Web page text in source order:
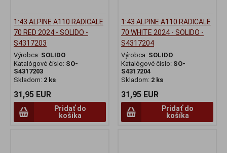
1:43 ALPINE A110 RADICALE
70 RED 2024 - SOLIDO -
S4317203
Výrobca: SOLIDO
Katalógové číslo: SO-
S4317203
Skladom: 2 ks
31,95 EUR
Pridať do
košíka
1:43 ALPINE A110 RADICALE
70 WHITE 2024 - SOLIDO -
S4317204
Výrobca: SOLIDO
Katalógové číslo: SO-
S4317204
Skladom: 2 ks
31,95 EUR
Pridať do
košíka